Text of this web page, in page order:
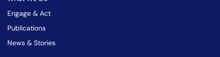
Engage & Act
Publications
News & Stories